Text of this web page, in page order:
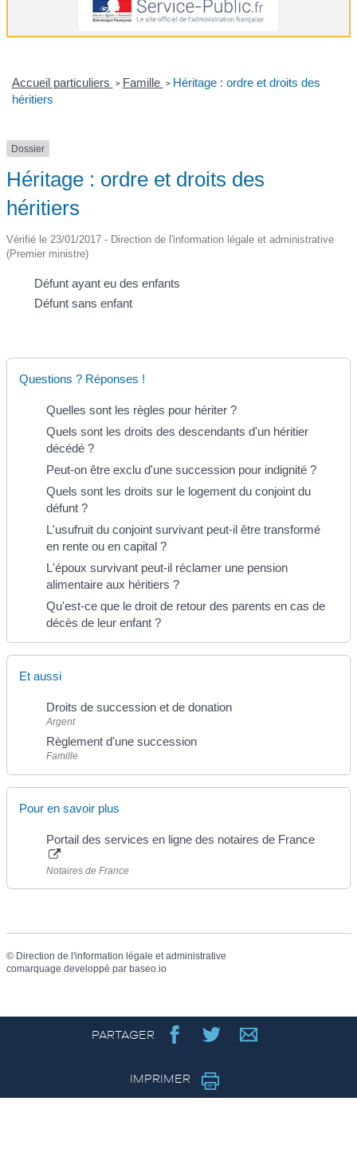
Accueil particuliers > Famille > Héritage : ordre et droits des
héritiers
Dossier
Héritage : ordre et droits des
héritiers
Vérifié le 23/01/2017 - Direction de l'information légale et administrative
(Premier ministre)
Défunt ayant eu des enfants
Défunt sans enfant
Questions ? Réponses !
Quelles sont les règles pour hériter ?
Quels sont les droits des descendants d'un héritier
décédé ?
Peut-on être exclu d'une succession pour indignité ?
Quels sont les droits sur le logement du conjoint du
défunt ?
L'usufruit du conjoint survivant peut-il être transformé
en rente ou en capital ?
L'époux survivant peut-il réclamer une pension
alimentaire aux héritiers ?
Qu'est-ce que le droit de retour des parents en cas de
décès de leur enfant ?
Et aussi
Droits de succession et de donation
Argent
Règlement d'une succession
Famille
Pour en savoir plus
Portail des services en ligne des notaires de France
Notaires de France
© Direction de l'information légale et administrative
comarquage developpé par baseo.io
PARTAGER
IMPRIMER